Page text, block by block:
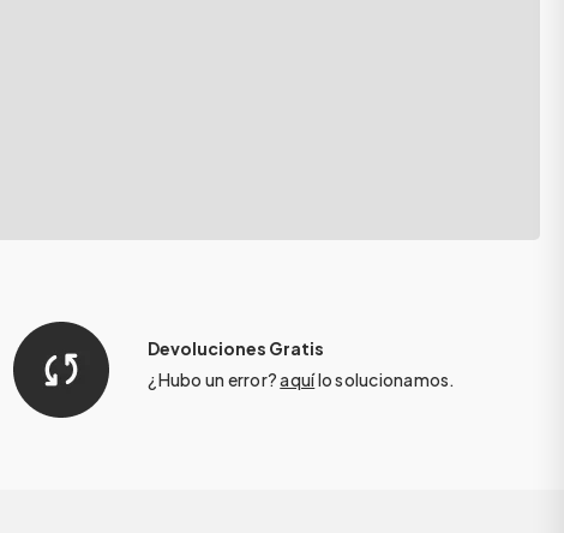
Devoluciones Gratis
¿Hubo un error?aquílo solucionamos.